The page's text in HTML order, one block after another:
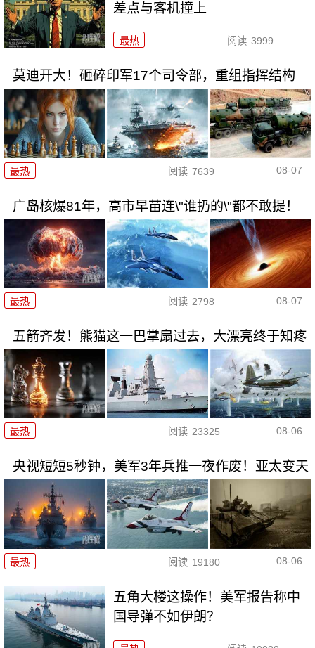
差点与客机撞上
最热 阅读 3999
莫迪开大！砸碎印军17个司令部，重组指挥结构
最热 阅读 7639 08-07
广岛核爆81年，高市早苗连\"谁扔的\"都不敢提！
最热 阅读 2798 08-07
五箭齐发！熊猫这一巴掌扇过去，大漂亮终于知疼
最热 阅读 23325 08-06
央视短短5秒钟，美军3年兵推一夜作废！亚太变天
最热 阅读 19180 08-06
五角大楼这操作！美军报告称中
国导弹不如伊朗？